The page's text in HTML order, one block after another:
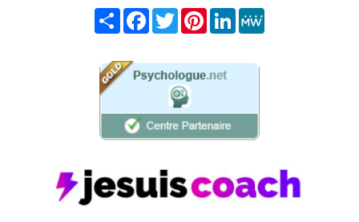
Share FacebookTwitterPinterest
LinkedIn